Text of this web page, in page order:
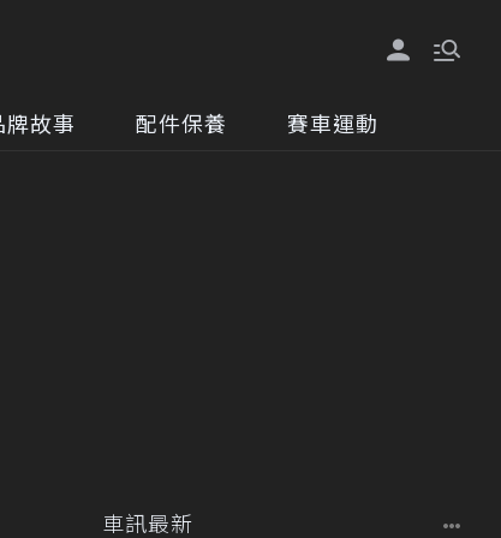
牌故事 配件保養 賽車運動
車訊最新